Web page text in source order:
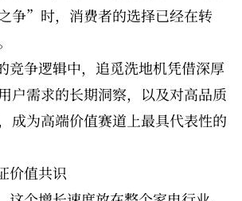
争”时，消费者的选择已经在转
竞争逻辑中，追觅洗地机凭借深厚
户需求的长期洞察，以及对高品质
成为高端价值赛道上最具代表性的
价值共识